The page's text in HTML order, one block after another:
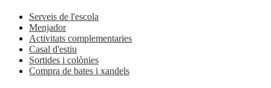
Serveis de l'escola
Menjador
Activitats complementaries
Casal d'estiu
Sortides i colònies
Compra de bates i xandels